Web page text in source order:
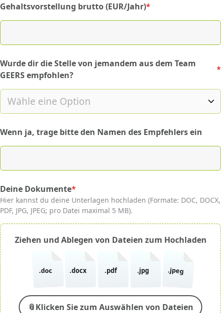
Gehaltsvorstellung brutto (EUR/Jahr)*
(required)
Wurde dir die Stelle von jemandem aus dem Team
GEERS empfohlen?
*
(required)
Wenn ja, trage bitte den Namen des Empfehlers ein
Deine Dokumente*
(required)
Hier kannst du deine Unterlagen hochladen (Formate: DOC, DOCX,
PDF, JPG, JPEG; pro Datei maximal 5 MB).
Ziehen und Ablegen von Dateien zum Hochladen
.doc .docx .pdf .jpg .jpeg
📎Klicken Sie zum Auswählen von Dateien